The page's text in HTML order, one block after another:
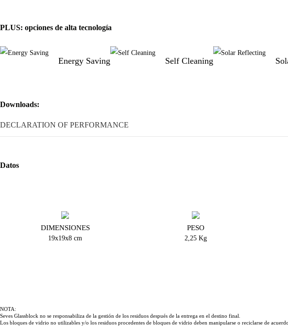
PLUS: opciones de alta tecnología
Energy Saving Self Cleaning
Downloads:
DECLARATION OF PERFORMANCE
Datos
DIMENSIONES
19x19x8 cm
PESO
2,25 Kg
NOTA:
Seves Glassblock no se responsabiliza de la gestión de los residuos después de la entrega en el destino final.
Los bloques de vidrio no utilizables y/o los residuos procedentes de bloques de vidrio deben manipularse o reciclarse de